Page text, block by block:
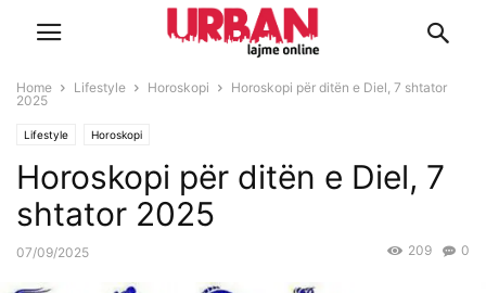
Home Lifestyle Horoskopi
Horoskopi për ditën e Diel, 7 shtator
2025
Lifestyle Horoskopi
Horoskopi për ditën e Diel, 7
shtator 2025
07/09/2025 0
209